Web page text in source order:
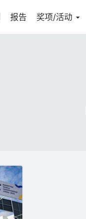
报告 奖项/活动